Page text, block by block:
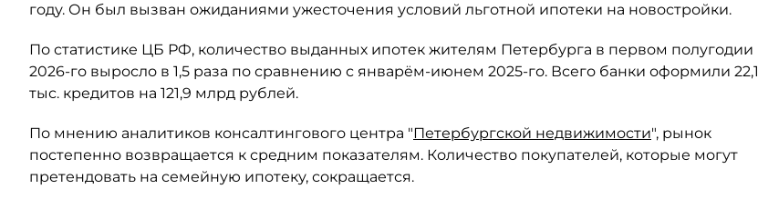
году. Он был вызван ожиданиями ужесточения условий льготной ипотеки на новостройки.
По статистике ЦБ РФ, количество выданных ипотек жителям Петербурга в первом полугодии
2026-го выросло в 1,5 раза по сравнению с январём-июнем 2025-го. Всего банки оформили 22,1
тыс. кредитов на 121,9 млрд рублей.
По мнению аналитиков консалтингового центра "Петербургской недвижимости", рынок
постепенно возвращается к средним показателям. Количество покупателей, которые могут
претендовать на семейную ипотеку, сокращается.